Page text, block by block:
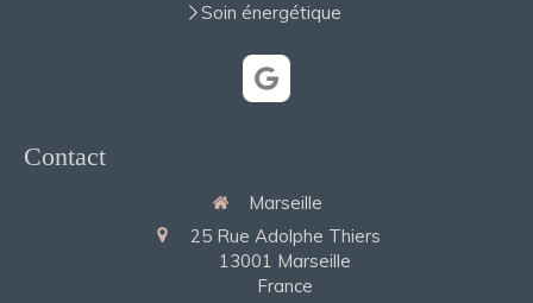
Soin énergétique
Contact
Marseille
25 Rue Adolphe Thiers
13001 Marseille
France